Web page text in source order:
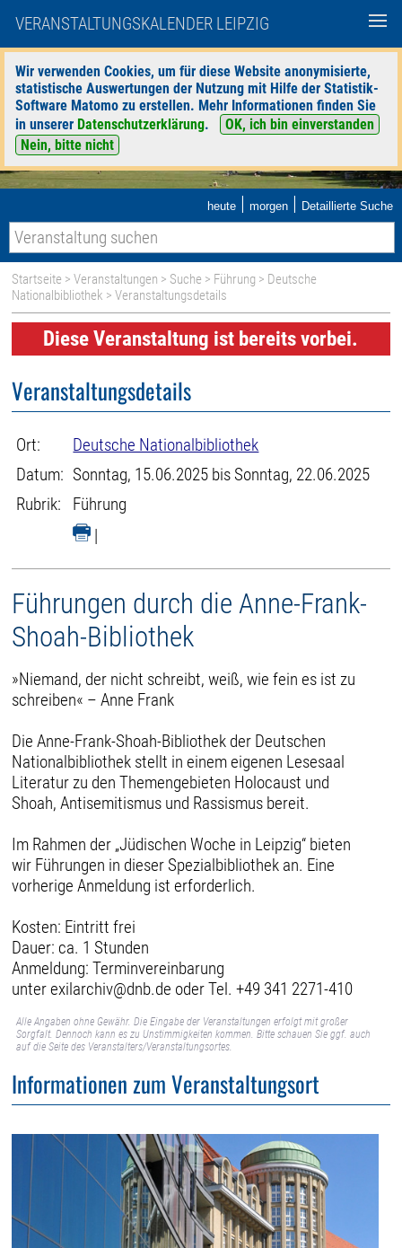
VERANSTALTUNGSKALENDER LEIPZIG
Wir verwenden Cookies, um für diese Website anonymisierte,
statistische Auswertungen der Nutzung mit Hilfe der Statistik-
Software Matomo zu erstellen. Mehr Informationen finden Sie
in unserer Datenschutzerklärung.
OK, ich bin einverstanden
Nein, bitte nicht
heute | morgen | Detaillierte Suche
Startseite >Veranstaltungen > Suche > Führung > Deutsche
Nationalbibliothek > Veranstaltungsdetails
Diese Veranstaltung ist bereits vorbei.
Veranstaltungsdetails
Ort:
Deutsche Nationalbibliothek
Datum: Sonntag, 15.06.2025 bis Sonntag, 22.06.2025
Rubrik:
Führung
|
Führungen durch die Anne-Frank-
Shoah-Bibliothek
»Niemand, der nicht schreibt, weiß, wie fein es ist zu
schreiben« – Anne Frank
Die Anne-Frank-Shoah-Bibliothek der Deutschen
Nationalbibliothek stellt in einem eigenen Lesesaal
Literatur zu den Themengebieten Holocaust und
Shoah, Antisemitismus und Rassismus bereit.
Im Rahmen der „Jüdischen Woche in Leipzig“ bieten
wir Führungen in dieser Spezialbibliothek an. Eine
vorherige Anmeldung ist erforderlich.
Kosten: Eintritt frei
Dauer: ca. 1 Stunden
Anmeldung: Terminvereinbarung
unter exilarchiv@dnb.de oder Tel. +49 341 2271-410
Alle Angaben ohne Gewähr. Die Eingabe der Veranstaltungen erfolgt mit großer
Sorgfalt. Dennoch kann es zu Unstimmigkeiten kommen. Bitte schauen Sie ggf. auch
auf die Seite des Veranstalters/Veranstaltungsortes.
Informationen zum Veranstaltungsort